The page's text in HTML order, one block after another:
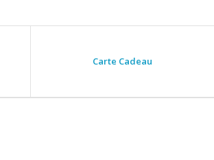
Carte Cadeau